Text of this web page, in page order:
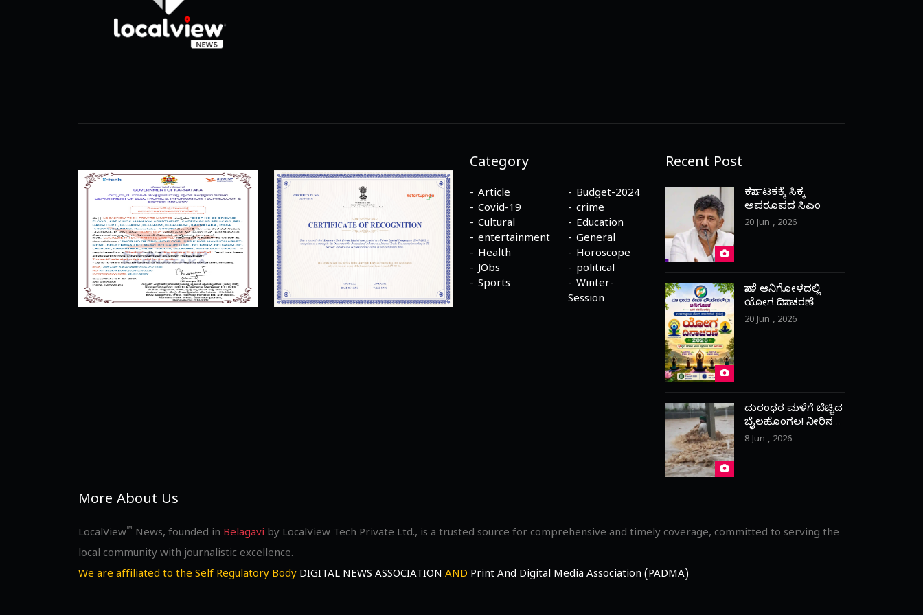
Category
Article
Budget-2024
Covid-19
crime
Cultural
Education
entertainment
General
Health
Horoscope
JObs
political
Sports
Winter-
Session
Recent Post
ಕರ್ನಾಟಕಕ್ಕೆ ಸಿಕ್ಕ
ಅಪರೂಪದ ಸಿಎಂ
20 Jun , 2026
ನಾಳೆ ಆನಿಗೋಳದಲ್ಲಿ
ಯೋಗ ದಿನಾಚರಣೆ
20 Jun , 2026
ದುರಂಧರ ಮಳೆಗೆ ಬೆಚ್ಚಿದ
ಬೈಲಹೊಂಗಲ! ನೀರಿನ
ಹೊರಹರಿವಿಗಾಗಿ ಪ್ರಾಣ
8 Jun , 2026
More About Us
LocalView™ News, founded in Belagavi by LocalView Tech Private Ltd., is a trusted source for comprehensive and timely coverage, committed to serving the
local community with journalistic excellence.
We are affiliated to the Self Regulatory Body DIGITAL NEWS ASSOCIATION AND Print And Digital Media Association (PADMA)